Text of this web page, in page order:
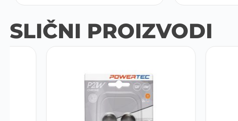
SLIČNI PROIZVODI